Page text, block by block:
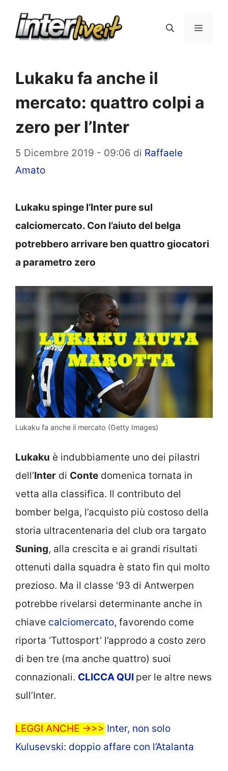
Menu
Lukaku fa anche il
mercato: quattro colpi a
zero per l’Inter
5 Dicembre 2019 - 09:06 di Raffaele
Amato
Lukaku spinge l’Inter pure sul
calciomercato. Con l’aiuto del belga
potrebbero arrivare ben quattro giocatori
a parametro zero
Lukaku fa anche il mercato (Getty Images)
Lukaku è indubbiamente uno dei pilastri
dell’Inter di Conte domenica tornata in
vetta alla classifica. Il contributo del
bomber belga, l’acquisto più costoso della
storia ultracentenaria del club ora targato
Suning, alla crescita e ai grandi risultati
ottenuti dalla squadra è stato fin qui molto
prezioso. Ma il classe ’93 di Antwerpen
potrebbe rivelarsi determinante anche in
chiave calciomercato, favorendo come
riporta ‘Tuttosport’ l’approdo a costo zero
di ben tre (ma anche quattro) suoi
connazionali. CLICCA QUI per le altre news
sull’Inter.
LEGGI ANCHE ->>> Inter, non solo
Kulusevski: doppio affare con l’Atalanta